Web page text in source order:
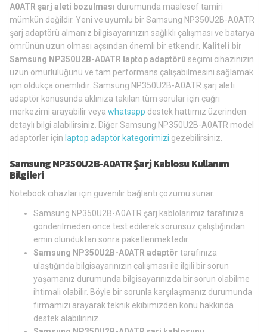
A0ATR şarj aleti bozulması durumunda maalesef tamiri
mümkün değildir. Yeni ve uyumlu bir Samsung NP350U2B-A0ATR
şarj adaptörü almanız bilgisayarınızın sağlıklı çalışması ve batarya
ömrünün uzun olması açsından önemli bir etkendir. Kaliteli bir
Samsung NP350U2B-A0ATR laptop adaptörü seçimi cihazınızın
uzun ömürlülüğünü ve tam performans çalışabilmesini sağlamak
için oldukça önemlidir. Samsung NP350U2B-A0ATR şarj aleti
adaptör konusunda aklınıza takılan tüm sorular için çağrı
merkezimi arayabilir veya whatsapp destek hattımız üzerinden
detaylı bilgi alabilirsiniz. Diğer Samsung NP350U2B-A0ATR model
adaptörler için laptop adaptör kategorimizi gezebilirsiniz.
Samsung NP350U2B-A0ATR Şarj Kablosu Kullanım
Bilgileri
Notebook cihazlar için güvenilir bağlantı çözümü sunar.
Samsung NP350U2B-A0ATR şarj kablolarımız tarafınıza
gönderilmeden önce test edilerek sorunsuz çalıştığından
emin olunduktan sonra paketlenmektedir.
Samsung NP350U2B-A0ATR adaptör tarafınıza
ulaştığında bilgisayarınızın çalışması ile ilgili bir sorun
yaşamanız durumunda bilgisayarınızda bir sorun olabilme
ihtimali olabilir. Böyle bir sorunla karşılaşmanız durumunda
firmamızı arayarak teknik ekibimizden konu hakkında
destek alabiliriniz.